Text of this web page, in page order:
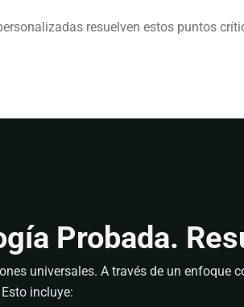
resuelven estos puntos
Probada.
universales. A través de un
incluye: